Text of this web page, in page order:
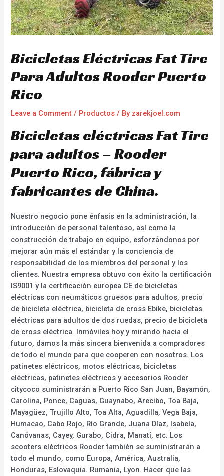
Bicicletas Eléctricas Fat Tire
Para Adultos Rooder Puerto
Rico
Leave a Comment / Productos / By zarekjoel.com
Bicicletas eléctricas Fat Tire
para adultos – Rooder
Puerto Rico, fábrica y
fabricantes de China.
Nuestro negocio pone énfasis en la administración, la
introducción de personal talentoso, así como la
construcción de trabajo en equipo, esforzándonos por
mejorar aún más el estándar y la conciencia de
responsabilidad de los miembros del personal y los
clientes. Nuestra empresa obtuvo con éxito la certificación
IS9001 y la certificación europea CE de bicicletas
eléctricas con neumáticos gruesos para adultos, precio
de bicicleta eléctrica, bicicleta de cross Ebike, bicicletas
eléctricas para adultos de dos ruedas, precio de bicicleta
de cross eléctrica. Inmóviles hoy y mirando hacia el
futuro, damos la más sincera bienvenida a compradores
de todo el mundo para que cooperen con nosotros. Los
patinetes eléctricos, motos eléctricas, bicicletas
eléctricas, patinetes eléctricos y accesorios Rooder
citycoco suministrarán a Puerto Rico San Juan, Bayamón,
Carolina, Ponce, Caguas, Guaynabo, Arecibo, Toa Baja,
Mayagüez, Trujillo Alto, Toa Alta, Aguadilla, Vega Baja,
Humacao, Cabo Rojo, Río Grande, Juana Díaz, Isabela,
Canóvanas, Cayey, Gurabo, Cidra, Manatí, etc. Los
scooters eléctricos Rooder también se suministrarán a
todo el mundo, como Europa, América, Australia,
Honduras, Eslovaquia. Rumania, Lyon. Hacer que las